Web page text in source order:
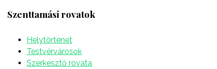
Szenttamási rovatok
Helytörténet
Testvérvárosok
Szerkesztő rovata